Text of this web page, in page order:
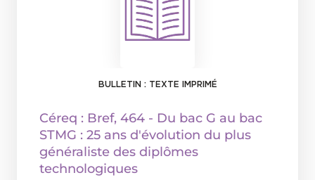
BULLETIN : TEXTE IMPRIMÉ
Céreq : Bref, 464 - Du bac G au bac
STMG : 25 ans d'évolution du plus
généraliste des diplômes
technologiques